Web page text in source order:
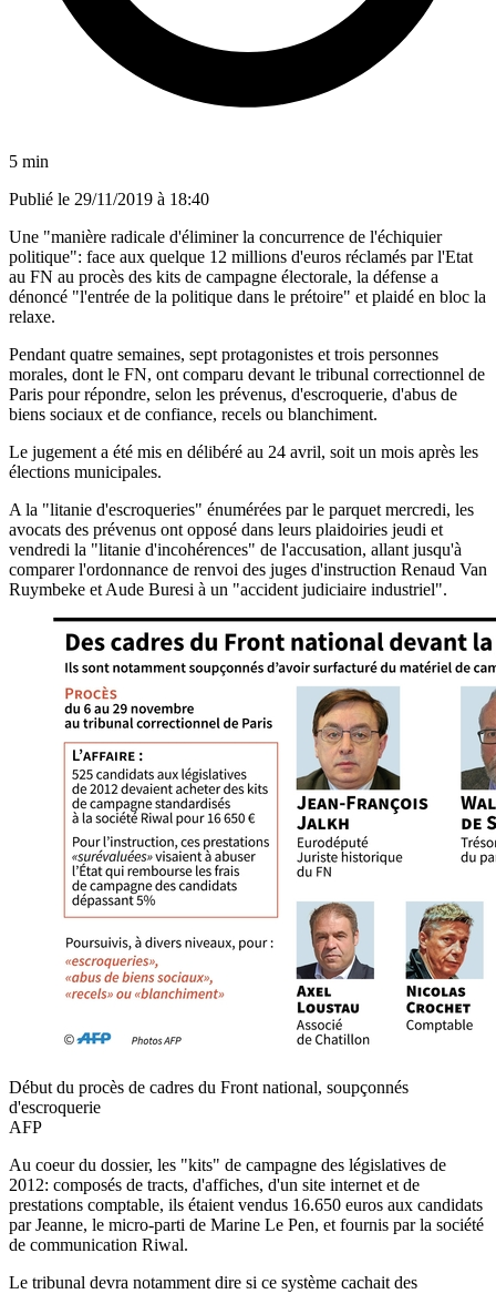
5 min
Publié le 29/11/2019 à 18:40
Une "manière radicale d'éliminer la concurrence de l'échiquier
politique": face aux quelque 12 millions d'euros réclamés par l'Etat
au FN au procès des kits de campagne électorale, la défense a
dénoncé "l'entrée de la politique dans le prétoire" et plaidé en bloc la
relaxe.
Pendant quatre semaines, sept protagonistes et trois personnes
morales, dont le FN, ont comparu devant le tribunal correctionnel de
Paris pour répondre, selon les prévenus, d'escroquerie, d'abus de
biens sociaux et de confiance, recels ou blanchiment.
Le jugement a été mis en délibéré au 24 avril, soit un mois après les
élections municipales.
A la "litanie d'escroqueries" énumérées par le parquet mercredi, les
avocats des prévenus ont opposé dans leurs plaidoiries jeudi et
vendredi la "litanie d'incohérences" de l'accusation, allant jusqu'à
comparer l'ordonnance de renvoi des juges d'instruction Renaud Van
Ruymbeke et Aude Buresi à un "accident judiciaire industriel".
Début du procès de cadres du Front national, soupçonnés
d'escroquerie
AFP
Au coeur du dossier, les "kits" de campagne des législatives de
2012: composés de tracts, d'affiches, d'un site internet et de
prestations comptable, ils étaient vendus 16.650 euros aux candidats
par Jeanne, le micro-parti de Marine Le Pen, et fournis par la société
de communication Riwal.
Le tribunal devra notamment dire si ce système cachait des